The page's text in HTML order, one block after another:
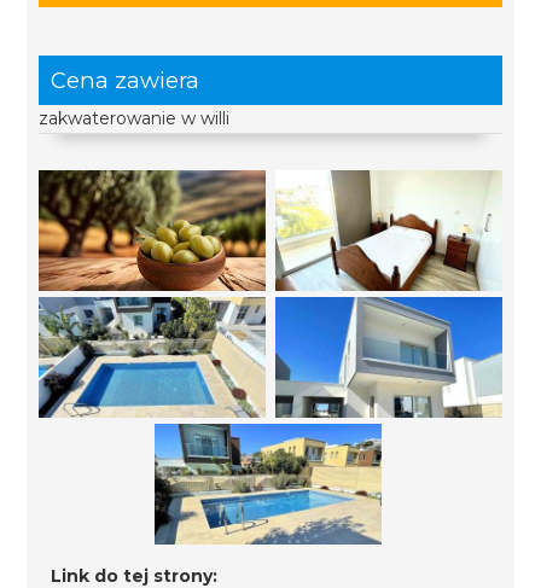
Cena zawiera
zakwaterowanie w willi
Link do tej strony: